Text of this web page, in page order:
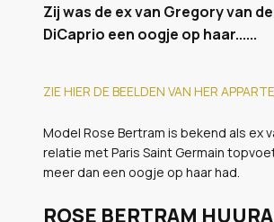
Zij was de ex van Gregory van
DiCaprio een oogje op haar......
ZIE HIER DE BEELDEN VAN HER
Model Rose Bertram is bekend als ex
relatie met Paris Saint Germain
meer dan een oogje op haar had.
ROSE BERTRAM